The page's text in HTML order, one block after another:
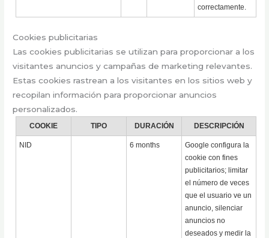
correctamente.
Cookies publicitarias
Las cookies publicitarias se utilizan para proporcionar a los
visitantes anuncios y campañas de marketing relevantes.
Estas cookies rastrean a los visitantes en los sitios web y
recopilan información para proporcionar anuncios
personalizados.
COOKIE TIPO DURACIÓN DESCRIPCIÓN
NID 6 months
Google configura la
cookie con fines
publicitarios; limitar
el número de veces
que el usuario ve un
anuncio, silenciar
anuncios no
deseados y medir la